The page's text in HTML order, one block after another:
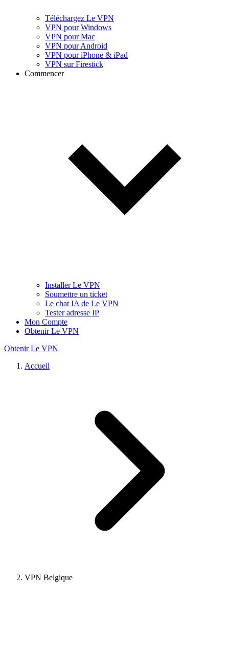
Téléchargez Le VPN
VPN pour Windows
VPN pour Mac
VPN pour Android
VPN pour iPhone & iPad
VPN sur Firestick
Commencer
Installer Le VPN
Soumettre un ticket
Le chat IA de Le VPN
Tester adresse IP
Mon Compte
Obtenir Le VPN
Obtenir Le VPN
Accueil
VPN Belgique